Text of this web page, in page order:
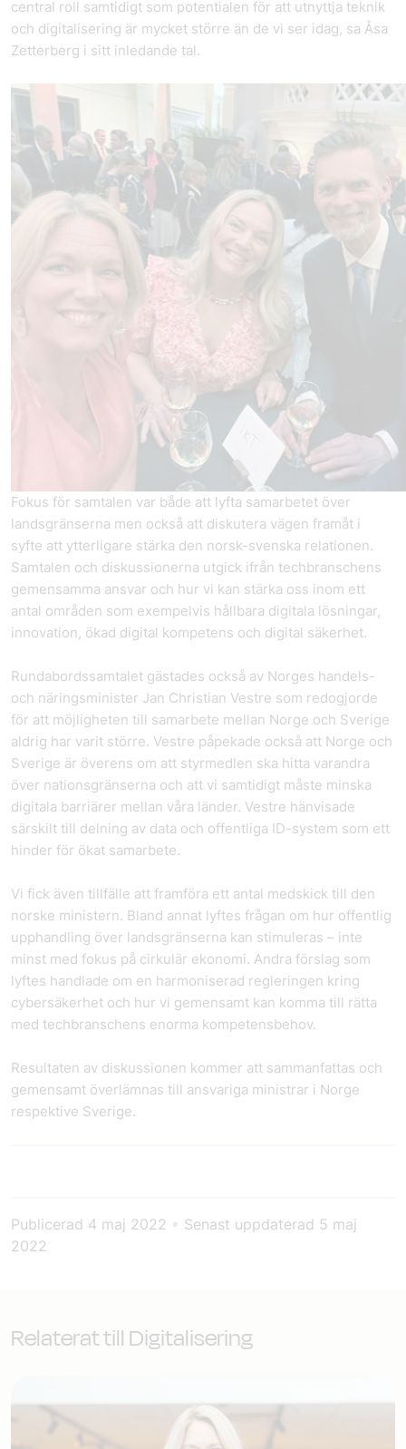
central roll samtidigt som potentialen för att utnyttja teknik
och digitalisering är mycket större än de vi ser idag, sa Åsa
Zetterberg i sitt inledande tal.
Fokus för samtalen var både att lyfta samarbetet över
landsgränserna men också att diskutera vägen framåt i
syfte att ytterligare stärka den norsk-svenska relationen.
Samtalen och diskussionerna utgick ifrån techbranschens
gemensamma ansvar och hur vi kan stärka oss inom ett
antal områden som exempelvis hållbara digitala lösningar,
innovation, ökad digital kompetens och digital säkerhet.
Rundabordssamtalet gästades också av Norges handels-
och näringsminister Jan Christian Vestre som redogjorde
för att möjligheten till samarbete mellan Norge och Sverige
aldrig har varit större. Vestre påpekade också att Norge och
Sverige är överens om att styrmedlen ska hitta varandra
över nationsgränserna och att vi samtidigt måste minska
digitala barriärer mellan våra länder. Vestre hänvisade
särskilt till delning av data och offentliga ID-system som ett
hinder för ökat samarbete.
Vi fick även tillfälle att framföra ett antal medskick till den
norske ministern. Bland annat lyftes frågan om hur offentlig
upphandling över landsgränserna kan stimuleras – inte
minst med fokus på cirkulär ekonomi. Andra förslag som
lyftes handlade om en harmoniserad regleringen kring
cybersäkerhet och hur vi gemensamt kan komma till rätta
med techbranschens enorma kompetensbehov.
Resultaten av diskussionen kommer att sammanfattas och
gemensamt överlämnas till ansvariga ministrar i Norge
respektive Sverige.
Publicerad 4 maj 2022 • Senast uppdaterad 5 maj
2022
Relaterat till Digitalisering